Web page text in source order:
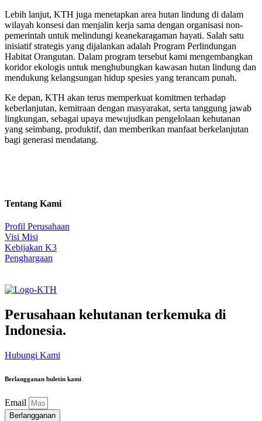
Lebih lanjut, KTH juga menetapkan area hutan lindung di dalam
wilayah konsesi dan menjalin kerja sama dengan organisasi non-
pemerintah untuk melindungi keanekaragaman hayati. Salah satu
inisiatif strategis yang dijalankan adalah Program Perlindungan
Habitat Orangutan. Dalam program tersebut kami mengembangkan
koridor ekologis untuk menghubungkan kawasan hutan lindung dan
mendukung kelangsungan hidup spesies yang terancam punah.
Ke depan, KTH akan terus memperkuat komitmen terhadap
keberlanjutan, kemitraan dengan masyarakat, serta tanggung jawab
lingkungan, sebagai upaya mewujudkan pengelolaan kehutanan
yang seimbang, produktif, dan memberikan manfaat berkelanjutan
bagi generasi mendatang.
Tentang Kami
Profil Perusahaan
Visi Misi
Kebijakan K3
Penghargaan
Perusahaan kehutanan terkemuka di
Indonesia.
Hubungi Kami
Berlangganan buletin kami
Email
Berlangganan